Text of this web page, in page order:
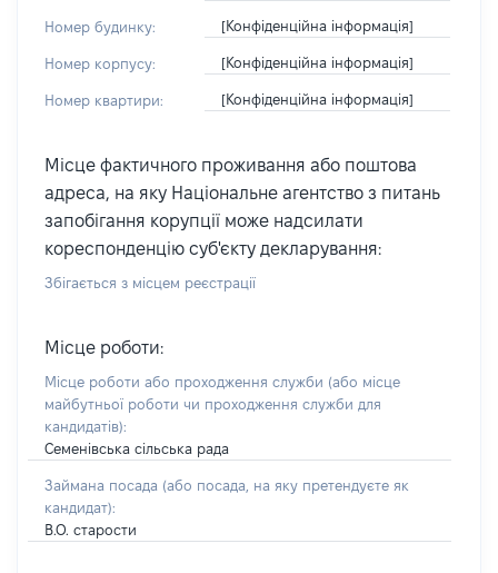
Номер будинку: [Конфіденційна інформація]
Номер корпусу: [Конфіденційна інформація]
Номер квартири: [Конфіденційна інформація]
Місце фактичного проживання або поштова
адреса, на яку Національне агентство з питань
запобігання корупції може надсилати
кореспонденцію суб'єкту декларування:
Збігається з місцем реєстрації
Місце роботи:
Місце роботи або проходження служби (або місце
майбутньої роботи чи проходження служби для
кандидатів):
Семенівська сільська рада
Займана посада (або посада, на яку претендуєте як
кандидат):
В.О. старости